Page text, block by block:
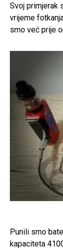
Svoj primjerak
vrijeme
smo već prije
Punili smo
kapaciteta